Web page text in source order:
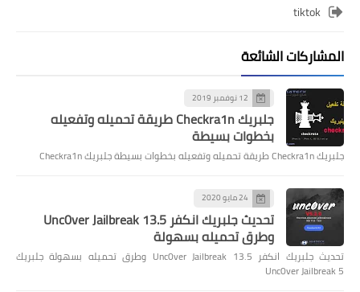
tiktok
المشاركات الشائعة
12 نوفمبر 2019
جلبريك Checkra1n طريقة تحميله وتفعيله
بخطوات بسيطة
جلبريك Checkra1n طريقة تحميله وتفعيله بخطوات بسيطة جلبريك Checkra1n
24 مايو 2020
تحديث جلبريك انكفر Unc0ver Jailbreak 13.5
وطرق تحميله بسهولة
تحديث جلبريك انكفر Unc0ver Jailbreak 13.5 وطرق تحميله بسهولة جلبريك
Unc0ver Jailbreak 5